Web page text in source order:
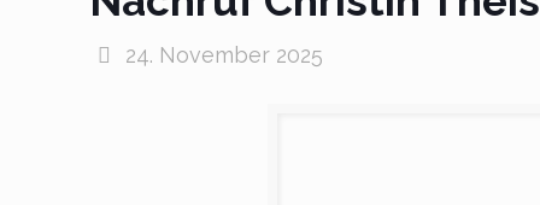
24. November 2025